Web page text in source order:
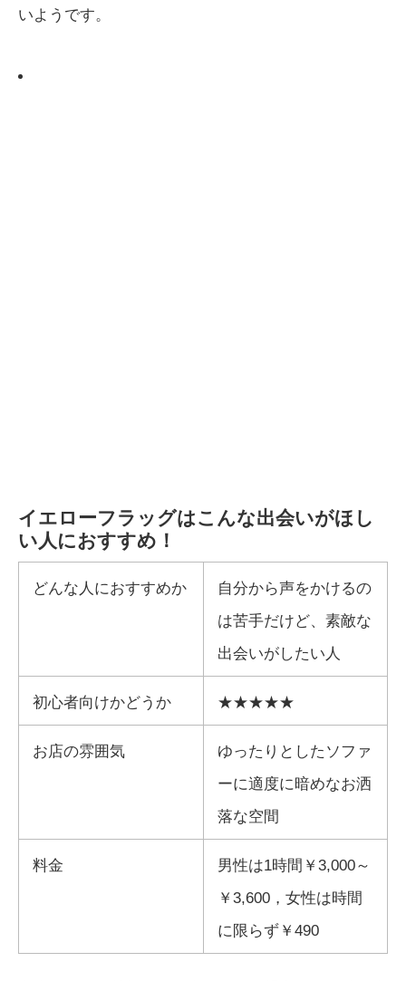
いようです。
イエローフラッグはこんな出会いがほし
い人におすすめ！
どんな人におすすめか
自分から声をかけるの
は苦手だけど、素敵な
出会いがしたい人
初心者向けかどうか ★★★★★
お店の雰囲気
ゆったりとしたソファ
ーに適度に暗めなお洒
落な空間
料金
男性は1時間￥3,000～
￥3,600，女性は時間
に限らず￥490